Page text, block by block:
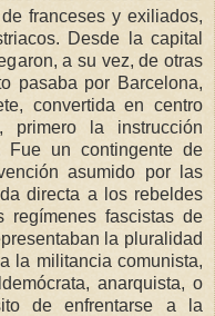
franceses y exiliados,
Desde la capital
a su vez, de otras
pasaba por Barcelona,
convertida en centro
primero la instrucción
Fue un contingente de
asumido por las
directa a los rebeldes
regímenes fascistas de
la pluralidad
la militancia comunista,
anarquista, o
de enfrentarse a la